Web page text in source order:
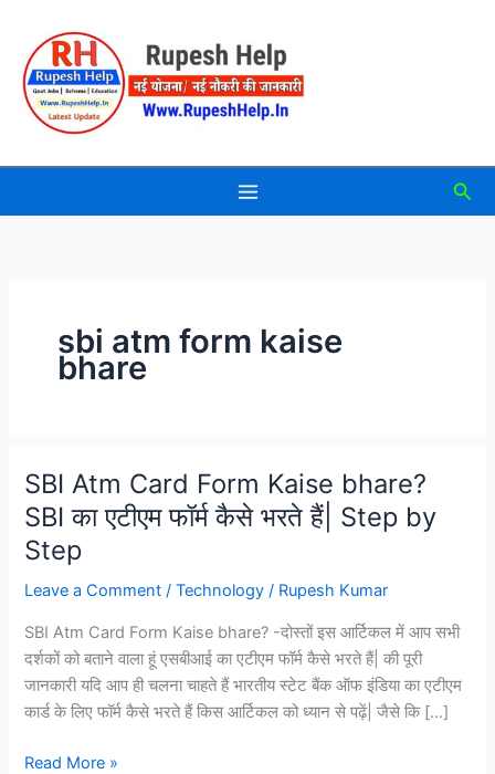
content
sbi atm form kaise
bhare
SBI Atm Card Form Kaise bhare?
SBI का एटीएम फॉर्म कैसे भरते हैं| Step by
Step
Leave a Comment /Technology / Rupesh Kumar
SBI Atm Card Form Kaise bhare? -दोस्तों इस आर्टिकल में आप सभी
दर्शकों को बताने वाला हूं एसबीआई का एटीएम फॉर्म कैसे भरते हैं| की पूरी
जानकारी यदि आप ही चलना चाहते हैं भारतीय स्टेट बैंक ऑफ इंडिया का एटीएम
कार्ड के लिए फॉर्म कैसे भरते हैं किस आर्टिकल को ध्यान से पढ़ें| जैसे कि […]
SBI
Read More »